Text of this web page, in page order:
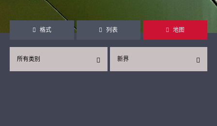
格式 列表 地图
新界
所有类别